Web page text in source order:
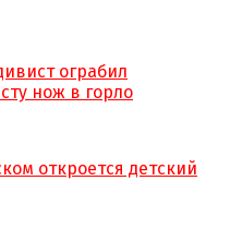
ограбил
нож в горло
откроется детский